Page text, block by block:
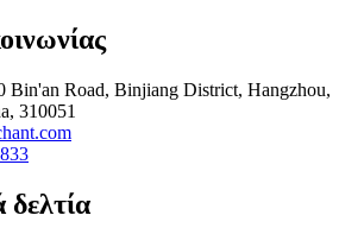
Bin'an Road, Binjiang District, Hangzhou,
310051